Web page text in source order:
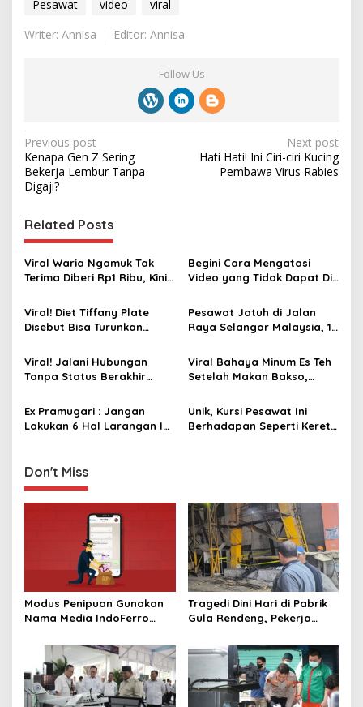
Pesawat video
viral
Writer: Annisa
Editor: Annisa
Follow Us
P
o
s
t
n
a
v
i
g
t
o
Previous post
Kenapa Gen Z Sering
Bekerja Lembur Tanpa
Digaji?
Next post
Hati Hati! Ini Ciri-ciri Kucing
Pembawa Virus Rabies
Related Posts
Viral Waria Ngamuk Tak
Terima Diberi Rp1 Ribu, Kini
Kembangan
Begini Cara Mengatasi
Video yang Tidak Dapat Di-
Viral! Diet Tiffany Plate
Disebut Bisa Turunkan
Pesawat Jatuh di Jalan
Raya Selangor Malaysia, 10
Viral! Jalani Hubungan
Tanpa Status Berakhir
Viral Bahaya Minum Es Teh
Setelah Makan Bakso,
Ex Pramugari : Jangan
Lakukan 6 Hal Larangan Ini
Unik, Kursi Pesawat Ini
Berhadapan Seperti Kereta
Don't Miss
Modus Penipuan Gunakan
Nama Media IndoFerro
Waspadalah!
Tragedi Dini Hari di Pabrik
Gula Rendeng, Pekerja
Pengangkat Tebu